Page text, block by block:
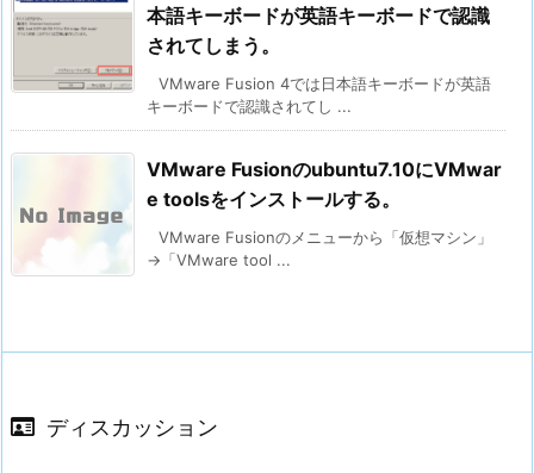
本語キーボードが英語キーボードで認識
されてしまう。
VMware Fusion 4では日本語キーボードが英語
キーボードで認識されてし ...
VMware Fusionのubuntu7.10にVMwar
e toolsをインストールする。
VMware Fusionのメニューから「仮想マシン」
→「VMware tool ...
ディスカッション